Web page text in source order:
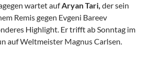
wartet aufAryan Tari, der sein
Remis gegen Evgeni Bareev
Highlight. Er trifft ab Sonntag im
auf Weltmeister Magnus Carlsen.
– Tari Nun Gegen Carlsen